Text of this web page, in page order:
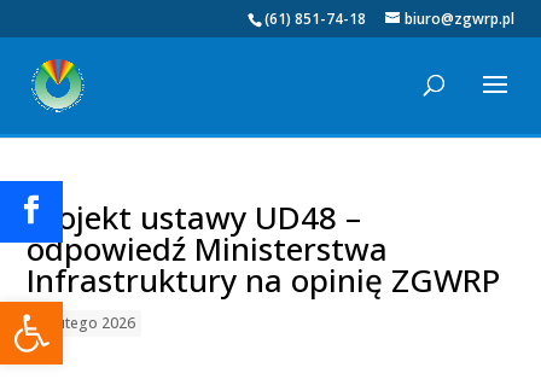
Otwórz pasek narzędzi
(61) 851-74-18 biuro@zgwrp.pl
Projekt ustawy UD48 –
odpowiedź Ministerstwa
Infrastruktury na opinię ZGWRP
20 lutego 2026